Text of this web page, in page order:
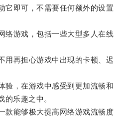
即可，不需要任何额外的设置
游戏，包括一些大型多人在线
再担心游戏中出现的卡顿、迟
，在游戏中感受到更加流畅和
的乐趣之中。
能够极大提高网络游戏流畅度